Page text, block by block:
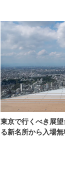
東京で行くべき展
る新名所から入場